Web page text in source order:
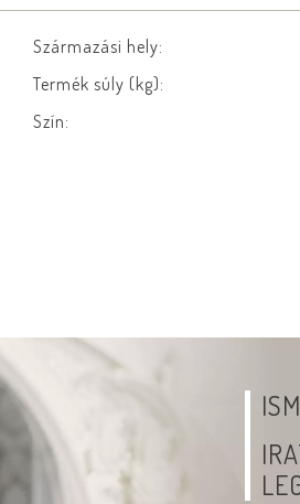
Származási hely:
Termék súly (kg):
Szín: